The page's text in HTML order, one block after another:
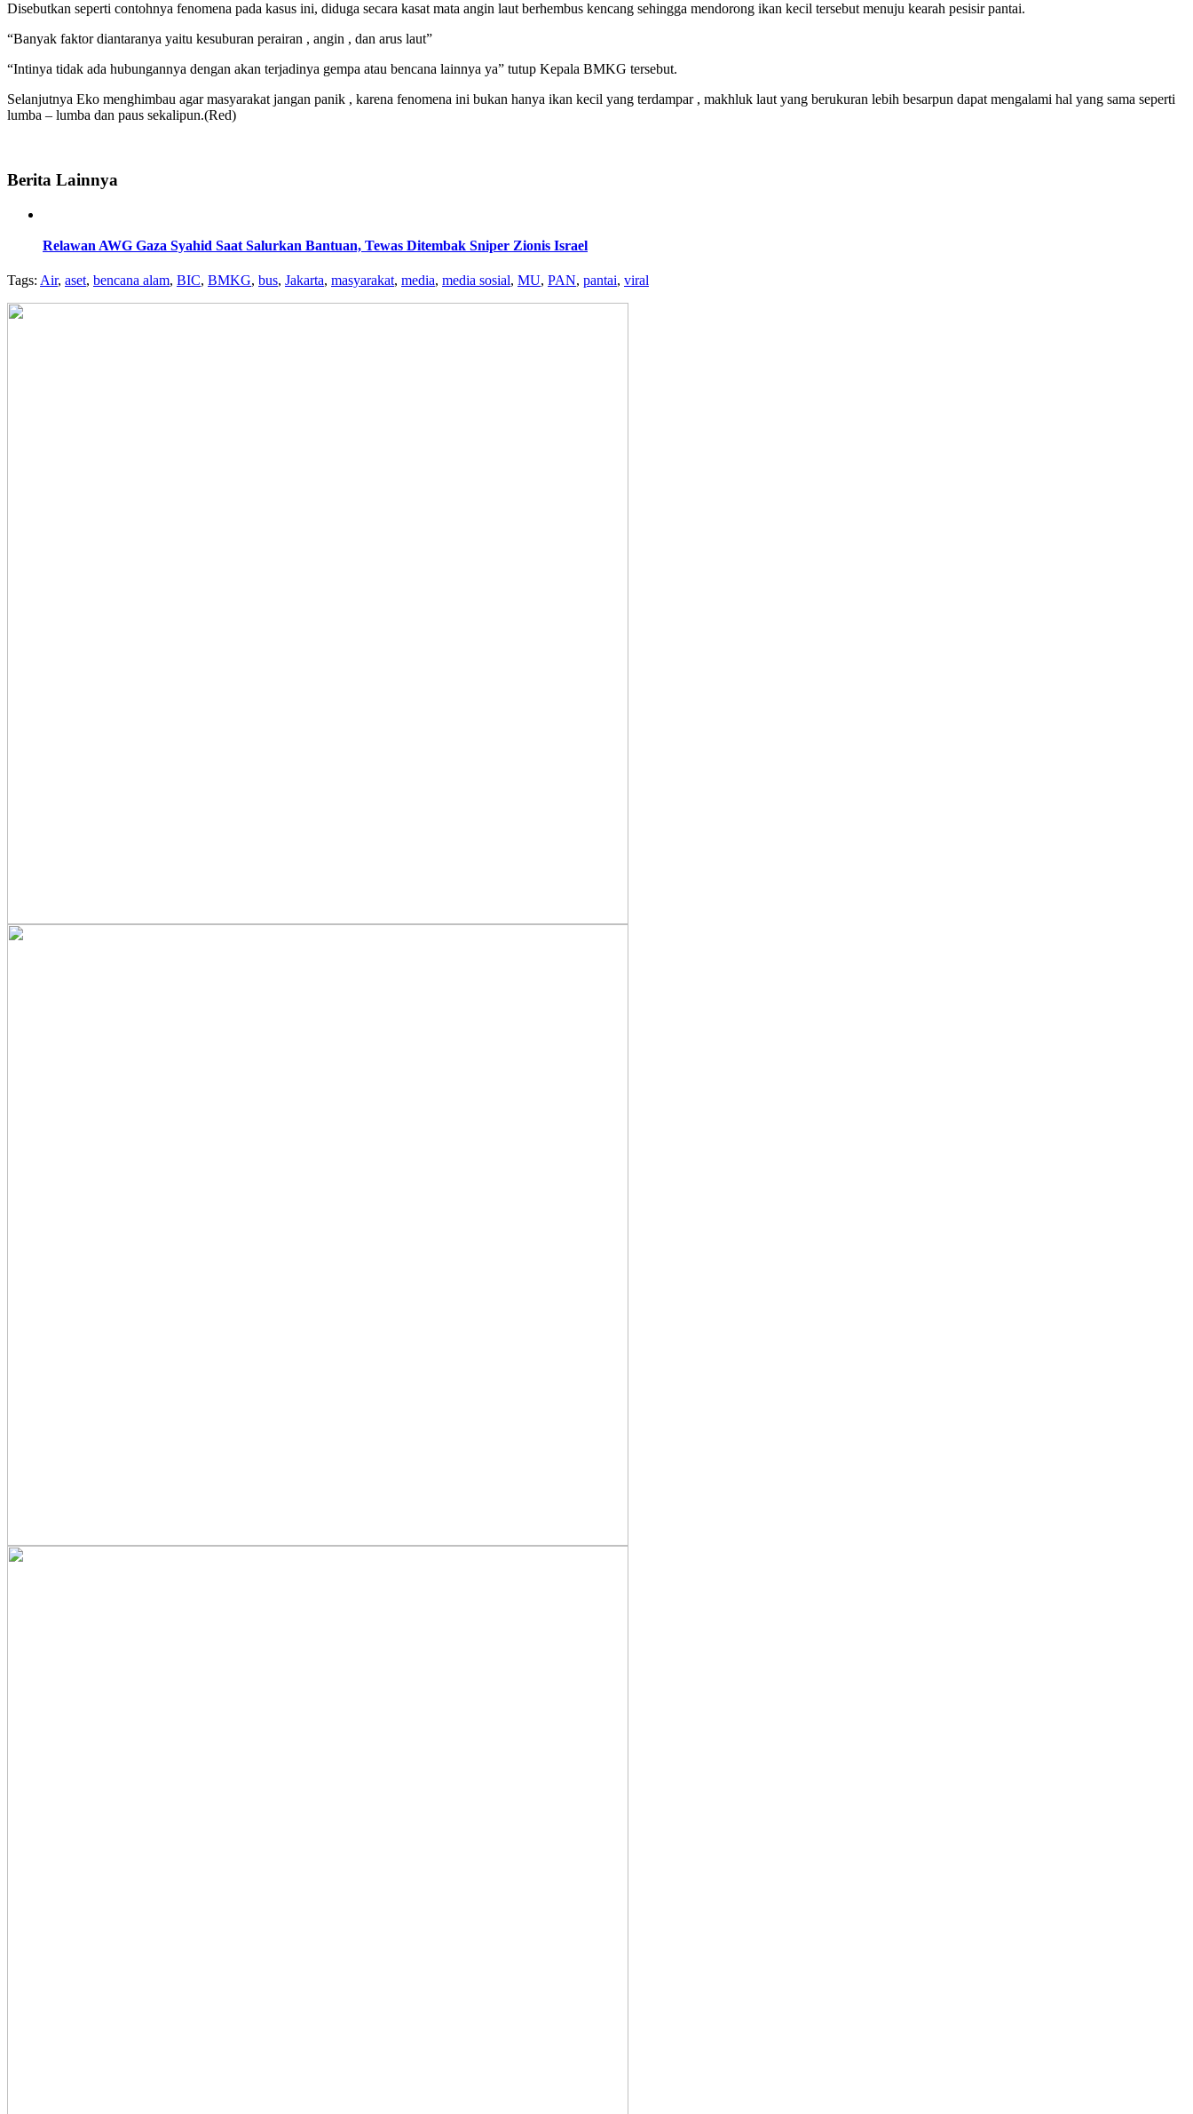
Disebutkan seperti contohnya fenomena pada kasus ini, diduga secara kasat mata angin laut berhembus kencang sehingga mendorong ikan kecil tersebut menuju kearah pesisir pantai.
“Banyak faktor diantaranya yaitu kesuburan perairan , angin , dan arus laut”
“Intinya tidak ada hubungannya dengan akan terjadinya gempa atau bencana lainnya ya” tutup Kepala BMKG tersebut.
Selanjutnya Eko menghimbau agar masyarakat jangan panik , karena fenomena ini bukan hanya ikan kecil yang terdampar , makhluk laut yang berukuran lebih besarpun dapat mengalami hal yang sama seperti
lumba – lumba dan paus sekalipun.(Red)
Berita Lainnya
Relawan AWG Gaza Syahid Saat Salurkan Bantuan, Tewas Ditembak Sniper Zionis Israel
Tags: Air, aset, bencana alam, BIC, BMKG, bus, Jakarta, masyarakat, media, media sosial, MU, PAN, pantai, viral